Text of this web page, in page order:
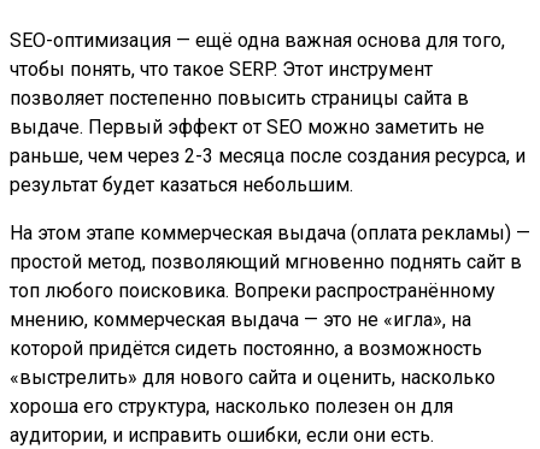
SEO-оптимизация — ещё одна важная основа для того,
чтобы понять, что такое SERP. Этот инструмент
позволяет постепенно повысить страницы сайта в
выдаче. Первый эффект от SEO можно заметить не
раньше, чем через 2-3 месяца после создания ресурса, и
результат будет казаться небольшим.
На этом этапе коммерческая выдача (оплата рекламы) —
простой метод, позволяющий мгновенно поднять сайт в
топ любого поисковика. Вопреки распространённому
мнению, коммерческая выдача — это не «игла», на
которой придётся сидеть постоянно, а возможность
«выстрелить» для нового сайта и оценить, насколько
хороша его структура, насколько полезен он для
аудитории, и исправить ошибки, если они есть.